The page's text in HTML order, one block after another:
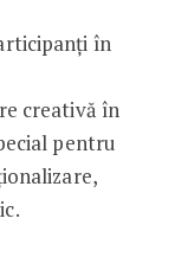
în
creativă în
pentru